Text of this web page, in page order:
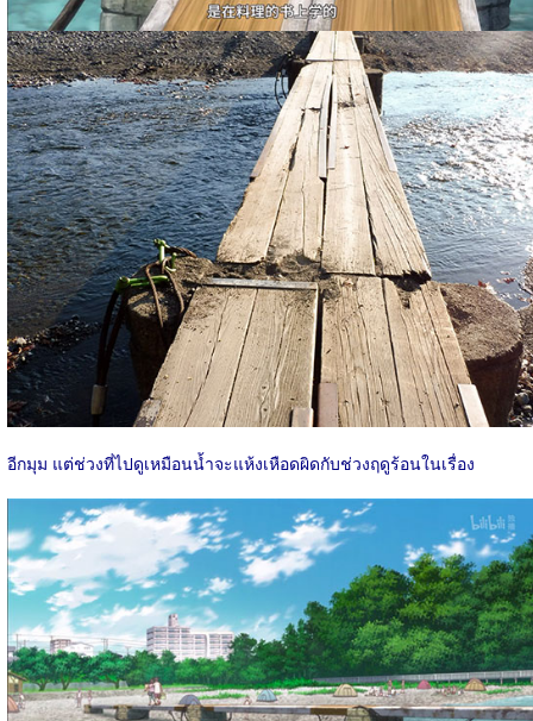
อีกมุม แต่ช่วงที่ไปดูเหมือนน้ำจะแห้งเหือดผิดกับช่วงฤดูร้อนในเรื่อง